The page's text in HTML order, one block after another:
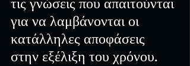
για να λαμβάνονται οι
κατάλληλες αποφάσεις
στην εξέλιξη του χρόνου.